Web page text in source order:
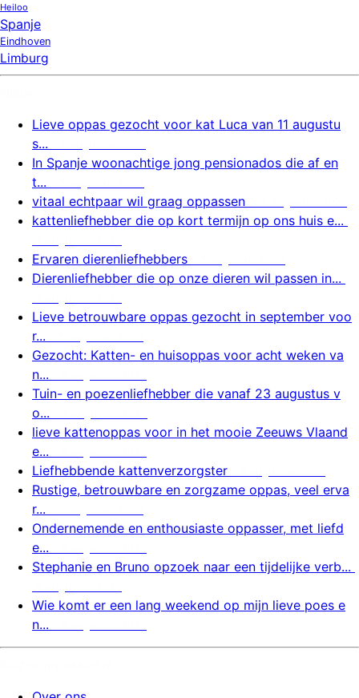
Heiloo
Spanje
Eindhoven
Limburg
Lieve oppas gezocht voor kat Luca van 11 augustu
s...
In Spanje woonachtige jong pensionados die af en
t...
vitaal echtpaar wil graag oppassen
kattenliefhebber die op kort termijn op ons huis e...
Ervaren dierenliefhebbers
Dierenliefhebber die op onze dieren wil passen in...
Lieve betrouwbare oppas gezocht in september voo
r...
Gezocht: Katten- en huisoppas voor acht weken va
n...
Tuin- en poezenliefhebber die vanaf 23 augustus v
o...
lieve kattenoppas voor in het mooie Zeeuws Vlaand
e...
Liefhebbende kattenverzorgster
Rustige, betrouwbare en zorgzame oppas, veel erva
r...
Ondernemende en enthousiaste oppasser, met liefd
e...
Stephanie en Bruno opzoek naar een tijdelijke verb...
Wie komt er een lang weekend op mijn lieve poes e
n...